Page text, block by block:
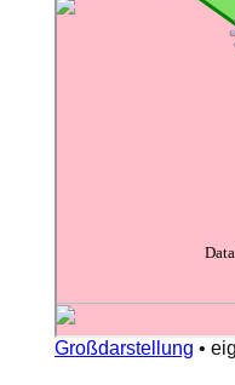
Großdarstellung •